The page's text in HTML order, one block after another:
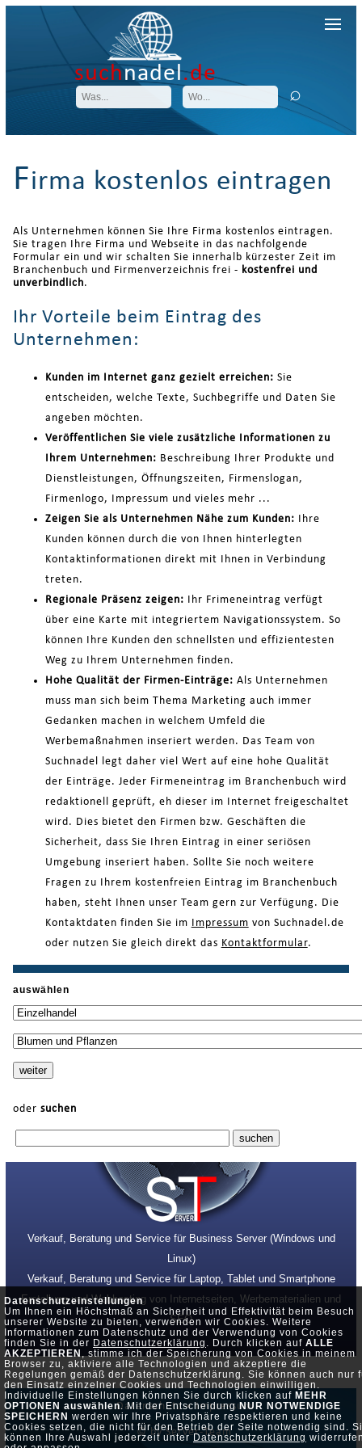
Datenschutzeinstellungen
Um Ihnen ein Höchstmaß an Sicherheit und Effektivität beim Besuch
unserer Website zu bieten, verwenden wir Cookies. Weitere
Informationen zum Datenschutz und der Verwendung von Cookies
finden Sie in der Datenschutzerklärung . Durch klicken auf ALLE
AKZEPTIEREN, stimme ich der Speicherung von Cookies in meinem
Browser zu, aktiviere alle Technologien und akzeptiere die
Regelungen gemäß der Datenschutzerklärung. Sie können auch nur
den Einsatz einzelner Cookies und Technologien einwilligen.
Individuelle Einstellungen können Sie durch klicken auf MEHR
OPTIONEN auswählen. Mit der EntscheidungNUR NOTWENDIGE
SPEICHERN werden wir Ihre Privatsphäre respektieren und keine
Cookies setzen, die nicht für den Betrieb der Seite notwendig sind.
können Ihre Auswahl jederzeit unterDatenschutzerklärung
suchnadel.de
Firma kostenlos eintragen
Als Unternehmen können Sie Ihre Firma kostenlos eintragen.
Sie tragen Ihre Firma und Webseite in das nachfolgende
Formular ein und wir schalten Sie innerhalb kürzester Zeit im
Branchenbuch und Firmenverzeichnis frei - kostenfrei und
unverbindlich.
Ihr Vorteile beim Eintrag des
Unternehmen:
Kunden im Internet ganz gezielt erreichen: Sie
entscheiden, welche Texte, Suchbegriffe und Daten Sie
angeben möchten.
Veröffentlichen Sie viele zusätzliche Informationen zu
Ihrem Unternehmen: Beschreibung Ihrer Produkte und
Dienstleistungen, Öffnungszeiten, Firmenslogan,
Firmenlogo, Impressum und vieles mehr ...
Zeigen Sie als Unternehmen Nähe zum Kunden: Ihre
Kunden können durch die von Ihnen hinterlegten
Kontaktinformationen direkt mit Ihnen in Verbindung
treten.
Regionale Präsenz zeigen: Ihr Frimeneintrag verfügt
über eine Karte mit integriertem Navigationssystem. So
können Ihre Kunden den schnellsten und effizientesten
Weg zu Ihrem Unternehmen finden.
Hohe Qualität der Firmen-Einträge: Als Unternehmen
muss man sich beim Thema Marketing auch immer
Gedanken machen in welchem Umfeld die
Werbemaßnahmen inseriert werden. Das Team von
Suchnadel legt daher viel Wert auf eine hohe Qualität
der Einträge. Jeder Firmeneintrag im Branchenbuch wird
redaktionell geprüft, eh dieser im Internet freigeschaltet
wird. Dies bietet den Firmen bzw. Geschäften die
Sicherheit, dass Sie Ihren Eintrag in einer seriösen
Umgebung inseriert haben. Sollte Sie noch weitere
Fragen zu Ihrem kostenfreien Eintrag im Branchenbuch
haben, steht Ihnen unser Team gern zur Verfügung. Die
Kontaktdaten finden Sie im
Impressum von Suchnadel.de
oder nutzen Sie gleich direkt das Kontaktformular.
auswählen
oder suchen
Verkauf, Beratung und Service für Business Server (Windows und
Linux)
Verkauf, Beratung und Service für Laptop, Tablet und Smartphone
Erstellung und Webhosting von Internetseiten, Werbematerialien und
SEO
Datenschutz •Impressum
© by Server-Team